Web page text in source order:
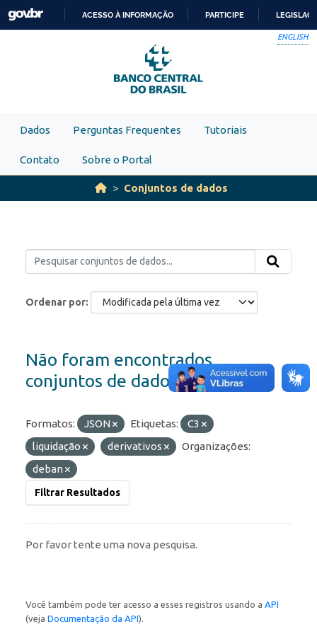
Skip to main content
PARA
O
CONTEÚDO
ACESSO À INFORMAÇÃO PARTICIPE
ENGLISH
Dados Perguntas Frequentes Tutoriais
Contato Sobre o Portal
Conjuntos de dados
Ordenar por
Não foram encontrados
conjuntos de dados
Formatos: JSON Etiquetas:
C3
liquidação
derivativos
Organizações:
deban
Filtrar Resultados
Por favor tente uma nova pesquisa.
Você também pode ter acesso a esses registros usando a API
(veja Documentação da API).